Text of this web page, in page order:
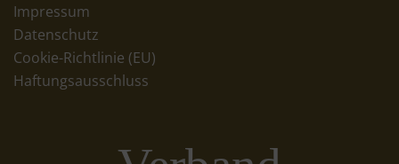
Impressum
Datenschutz
Cookie-Richtlinie (EU)
Haftungsausschluss